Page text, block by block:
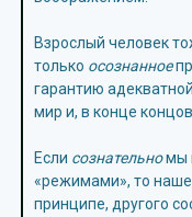
Взрослый человек
только осознанное
гарантию
мир и, в конце
Если сознательномы
«режимами», то
принципе, другого